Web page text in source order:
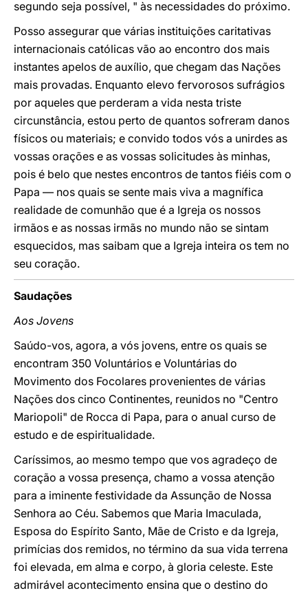
segundo seja possível, " às necessidades do próximo.
Posso assegurar que várias instituições caritativas
internacionais católicas vão ao encontro dos mais
instantes apelos de auxílio, que chegam das Nações
mais provadas. Enquanto elevo fervorosos sufrágios
por aqueles que perderam a vida nesta triste
circunstância, estou perto de quantos sofreram danos
físicos ou materiais; e convido todos vós a unirdes as
vossas orações e as vossas solicitudes às minhas,
pois é belo que nestes encontros de tantos fiéis com o
Papa — nos quais se sente mais viva a magnífica
realidade de comunhão que é a Igreja os nossos
irmãos e as nossas irmãs no mundo não se sintam
esquecidos, mas saibam que a Igreja inteira os tem no
seu coração.
Saudações
Aos Jovens
Saúdo-vos, agora, a vós jovens, entre os quais se
encontram 350 Voluntários e Voluntárias do
Movimento dos Focolares provenientes de várias
Nações dos cinco Continentes, reunidos no "Centro
Mariopoli" de Rocca di Papa, para o anual curso de
estudo e de espiritualidade.
Caríssimos, ao mesmo tempo que vos agradeço de
coração a vossa presença, chamo a vossa atenção
para a iminente festividade da Assunção de Nossa
Senhora ao Céu. Sabemos que Maria Imaculada,
Esposa do Espírito Santo, Mãe de Cristo e da Igreja,
primícias dos remidos, no término da sua vida terrena
foi elevada, em alma e corpo, à gloria celeste. Este
admirável acontecimento ensina que o destino do